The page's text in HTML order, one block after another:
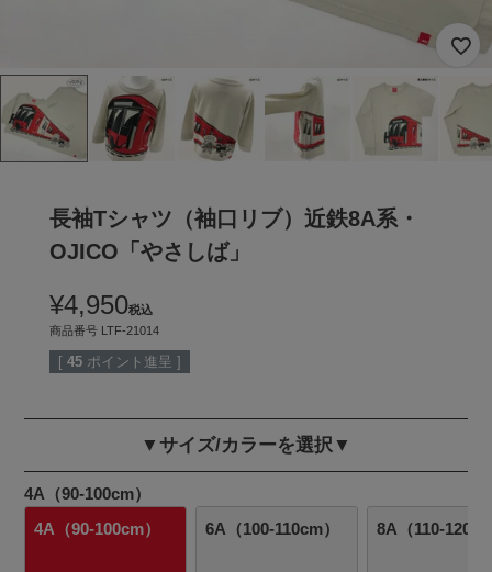
長袖Tシャツ（袖口リブ）近鉄8A系・
OJICO「やさしば」
¥4,950税込
商品番号 LTF-21014
[ 45 ポイント進呈 ]
▼サイズ/カラーを選択▼
4A（90-100cm）
4A（90-100cm）
6A（100-110cm） 8A（110-